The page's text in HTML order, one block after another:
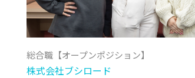
総合職【オープンポジション】
株式会社ブシロード